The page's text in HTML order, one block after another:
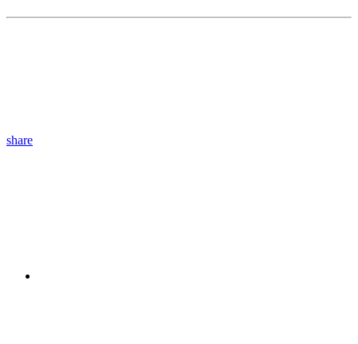
share